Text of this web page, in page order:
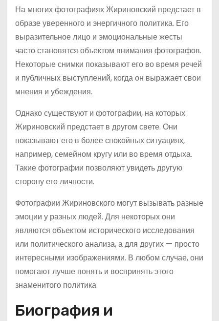
На многих фотографиях Жириновский предстает в
образе уверенного и энергичного политика. Его
выразительное лицо и эмоциональные жесты
часто становятся объектом внимания фотографов.
Некоторые снимки показывают его во время речей
и публичных выступлений, когда он выражает свои
мнения и убеждения.
Однако существуют и фотографии, на которых
Жириновский предстает в другом свете. Они
показывают его в более спокойных ситуациях,
например, семейном кругу или во время отдыха.
Такие фотографии позволяют увидеть другую
сторону его личности.
Фотографии Жириновского могут вызывать разные
эмоции у разных людей. Для некоторых они
являются объектом исторического исследования
или политического анализа, а для других — просто
интересными изображениями. В любом случае, они
помогают лучше понять и воспринять этого
знаменитого политика.
Биография и